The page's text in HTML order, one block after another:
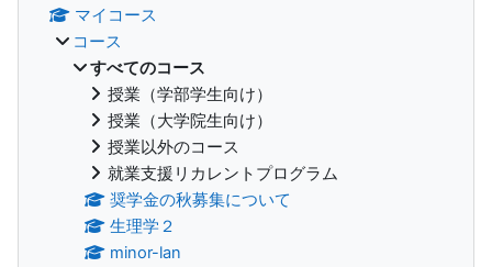
マイコース
コース
すべてのコース
授業（学部学生向け）
授業（大学院生向け）
授業以外のコース
就業支援リカレントプログラム
奨学金の秋募集について
生理学２
minor-lan